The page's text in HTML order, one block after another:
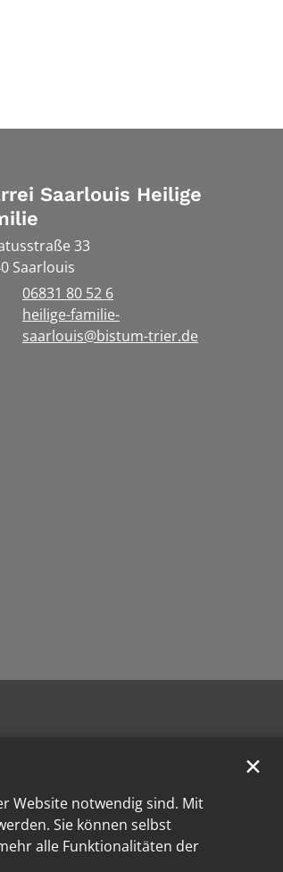
Website notwendig sind. Mit
Sie können selbst
alle Funktionalitäten der
✕
Saarlouis Heilige
33
Saarlouis
06831 80 52 6
heilige-familie-
saarlouis@bistum-trier.de